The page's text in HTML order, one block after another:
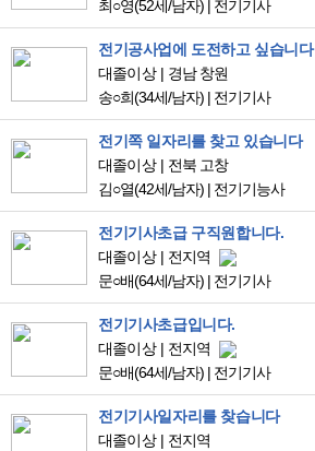
최○영(52세/남자) | 전기기사
전기공사업에 도전하고 싶습니다
대졸이상
경남 창원
송○희(34세/남자) | 전기기사
전기쪽 일자리를 찾고 있습니다
대졸이상
전북 고창
김○열(42세/남자) | 전기기능사
전기기사초급 구직원합니다.
대졸이상
전지역
문○배(64세/남자) | 전기기사
전기기사초급입니다.
대졸이상
전지역
문○배(64세/남자) | 전기기사
전기기사일자리를 찾습니다
대졸이상
전지역